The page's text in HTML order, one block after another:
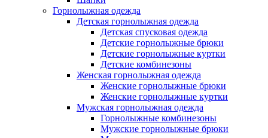
Горнолыжная одежда
Детская горнолыжная одежда
Детская спусковая одежда
Детские горнолыжные брюки
Детские горнолыжные куртки
Детские комбинезоны
Женская горнолыжная одежда
Женские горнолыжные брюки
Женские горнолыжные куртки
Мужская горнолыжная одежда
Горнолыжные комбинезоны
Мужские горнолыжные брюки